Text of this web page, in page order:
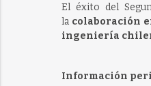
El éxito del
la colaboración
ingeniería
Información